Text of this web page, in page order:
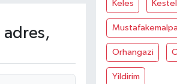
Keles Kestel
Orhangazi
Yildirim